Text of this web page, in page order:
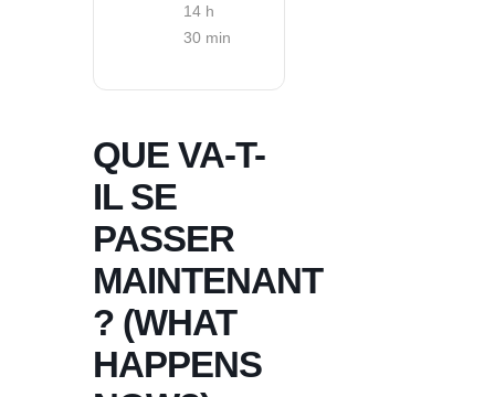
14 h
30 min
QUE VA-T-
IL SE
PASSER
MAINTENANT
? (WHAT
HAPPENS